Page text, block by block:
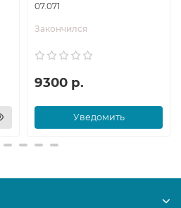
07.071
Закончился
9300 р.
Уведомить